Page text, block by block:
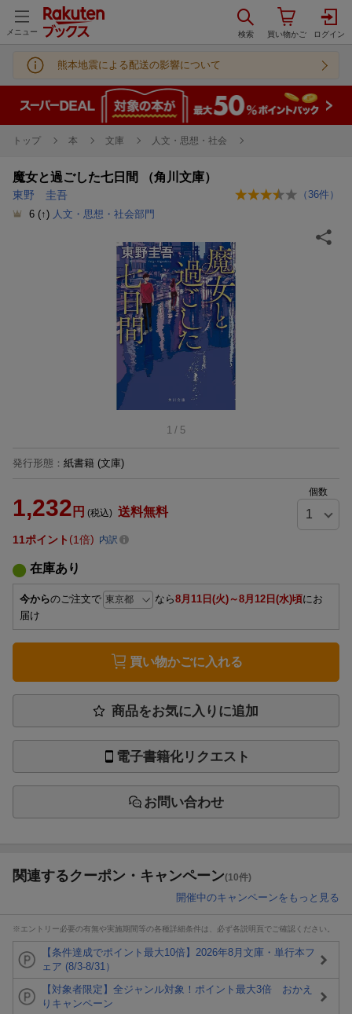
メニュー
熊本地震による配送の影響について
トップ 本 文庫 人文・思想・社会
魔女と過ごした七日間 （角川文庫）
東野 圭吾 （ 36件）
6 (↑) 人文・思想・社会部門
1 / 5
発行形態 ： 紙書籍 (文庫)
1,232 円 (税込) 送料無料
個数
11ポイント 1倍 内訳
在庫あり
今からのご注文で なら8月11日(火)～8月12日(水)頃にお
届け
買い物かごに入れる
商品をお気に入りに追加
電子書籍化リクエスト
お問い合わせ
関連するクーポン・キャンペーン(10件)
開催中のキャンペーンをもっと見る
※エントリー必要の有無や実施期間等の各種詳細条件は、必ず各説明頁でご確認ください。
【条件達成でポイント最大10倍】2026年8月文庫・単行本フ
ェア (8/3-8/31）
【対象者限定】全ジャンル対象！ポイント最大3倍 おかえ
りキャンペーン